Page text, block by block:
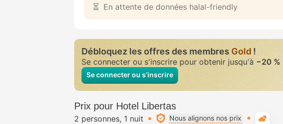
En attente de données halal-friendly
Débloquez les offres des membresGold!
Se connecter ou s'inscrire pour obtenir jusqu'à −20 %
Se connecter ou s’inscrire
Prix pour Hotel Libertas
2 personnes 1 nuit Nous alignons nos prix